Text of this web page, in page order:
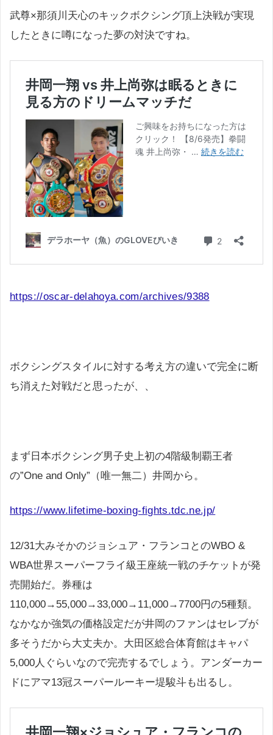
武尊×那須川天心のキックボクシング頂上決戦が実現
したときに噂になった夢の対決ですね。
https://oscar-delahoya.com/archives/9388
ボクシングスタイルに対する考え方の違いで完全に断
ち消えた対戦だと思ったが、、
まず日本ボクシング男子史上初の4階級制覇王者
の”One and Only”（唯一無二）井岡から。
https://www.lifetime-boxing-fights.tdc.ne.jp/
12/31大みそかのジョシュア・フランコとのWBO &
WBA世界スーパーフライ級王座統一戦のチケットが発
売開始だ。券種は
110,000→55,000→33,000→11,000→7700円の5種類。
なかなか強気の価格設定だが井岡のファンはセレブが
多そうだから大丈夫か。大田区総合体育館はキャパ
5,000人ぐらいなので完売するでしょう。アンダーカー
ドにアマ13冠スーパールーキー堤駿斗も出るし。